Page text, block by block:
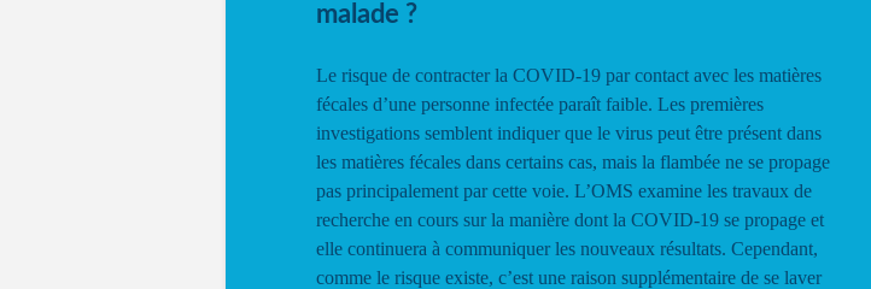
malade ?
Le risque de contracter la COVID-19 par contact avec les matières
fécales d’une personne infectée paraît faible. Les premières
investigations semblent indiquer que le virus peut être présent dans
les matières fécales dans certains cas, mais la flambée ne se propage
pas principalement par cette voie. L’OMS examine les travaux de
recherche en cours sur la manière dont la COVID-19 se propage et
elle continuera à communiquer les nouveaux résultats. Cependant,
comme le risque existe, c’est une raison supplémentaire de se laver